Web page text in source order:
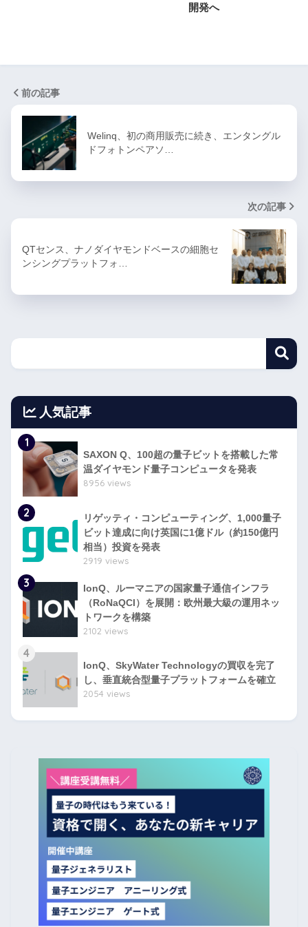
開発へ
前の記事
Welinq、初の商用販売に続き、エンタングル
ドフォトンペアソ…
次の記事
QTセンス、ナノダイヤモンドベースの細胞セ
ンシングプラットフォ…
人気記事
1
SAXON Q、100超の量子ビットを搭載した常
温ダイヤモンド量子コンピュータを発表
8956 views
2
リゲッティ・コンピューティング、1,000量子
ビット達成に向け英国に1億ドル（約150億円
相当）投資を発表
2919 views
3
IonQ、ルーマニアの国家量子通信インフラ
（RoNaQCI）を展開：欧州最大級の運用ネッ
トワークを構築
2102 views
4
IonQ、SkyWater Technologyの買収を完了
し、垂直統合型量子プラットフォームを確立
2054 views